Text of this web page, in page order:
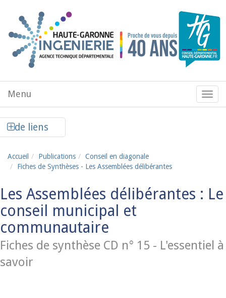
Menu
de
Menu
de liens
Accueil Publications
Conseil en diagonale
Fiches de Synthèses - Les Assemblées délibérantes
Les Assemblées délibérantes : Le
conseil municipal et
communautaire
Fiches de synthèse CD n° 15 - L'essentiel à
savoir